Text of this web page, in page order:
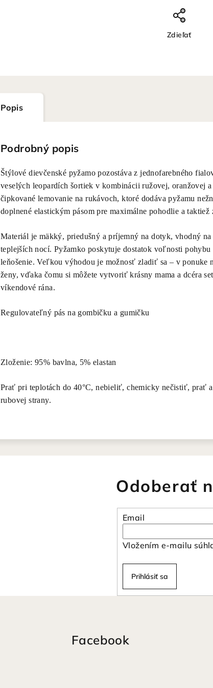
Zdieľať
Popis
Podrobný popis
Štýlové dievčenské pyžamo pozostáva z jednofarebného
veselých leopardích šortiek v kombinácii ružovej, oranžovej
čipkované lemovanie na rukávoch, ktoré dodáva pyžamu
doplnené elastickým pásom pre maximálne pohodlie a
Materiál je mäkký, priedušný a príjemný na dotyk, vhodný na
teplejších nocí. Pyžamko poskytuje dostatok voľnosti pohybu
leňošenie. Veľkou výhodou je možnosť zladiť sa – v ponuke
ženy, vďaka čomu si môžete vytvoriť krásny mama a dcéra
víkendové rána.
Regulovateľný pás na gombičku a gumičku
Zloženie: 95% bavlna, 5% elastan
Prať pri teplotách do 40°C, nebieliť, chemicky nečistiť, prať
rubovej strany.
Odoberať
Email
Vložením e-mailu
Prihlásiť sa
Facebook